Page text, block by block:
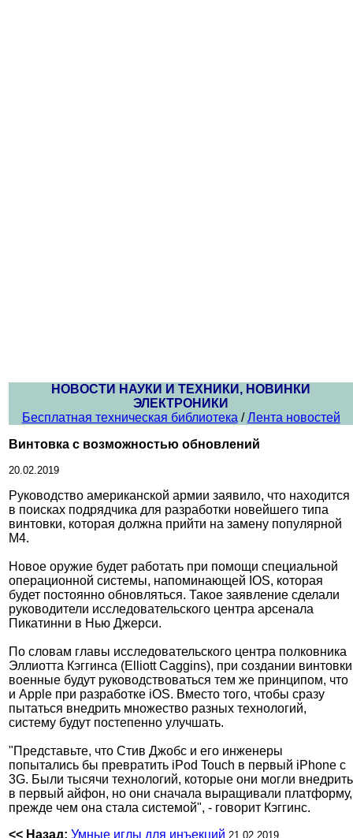
НОВОСТИ НАУКИ И ТЕХНИКИ, НОВИНКИ
ЭЛЕКТРОНИКИ
Бесплатная техническая библиотека /Лента новостей
Винтовка с возможностью обновлений
20.02.2019
Руководство американской армии заявило, что находится
в поисках подрядчика для разработки новейшего типа
винтовки, которая должна прийти на замену популярной
М4.
Новое оружие будет работать при помощи специальной
операционной системы, напоминающей IOS, которая
будет постоянно обновляться. Такое заявление сделали
руководители исследовательского центра арсенала
Пикатинни в Нью Джерси.
По словам главы исследовательского центра полковника
Эллиотта Кэггинса (Elliott Caggins), при создании винтовки
военные будут руководствоваться тем же принципом, что
и Apple при разработке iOS. Вместо того, чтобы сразу
пытаться внедрить множество разных технологий,
систему будут постепенно улучшать.
"Представьте, что Стив Джобс и его инженеры
попытались бы превратить iPod Touch в первый iPhone с
3G. Были тысячи технологий, которые они могли внедрить
в первый айфон, но они сначала выращивали платформу,
прежде чем она стала системой", - говорит Кэггинс.
<< Назад: Умные иглы для инъекций 21.02.2019